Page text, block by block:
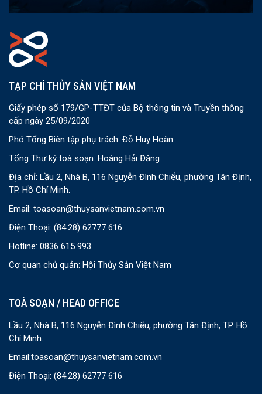
TẠP CHÍ THỦY SẢN VIỆT NAM
Giấy phép số 179/GP-TTĐT của Bộ thông tin và Truyền thông
cấp ngày 25/09/2020
Phó Tổng Biên tập phụ trách: Đỗ Huy Hoàn
Tổng Thư ký toà soạn: Hoàng Hải Đăng
Địa chỉ: Lầu 2, Nhà B, 116 Nguyễn Đình Chiểu, phường Tân Định,
TP. Hồ Chí Minh.
Email: toasoan@thuysanvietnam.com.vn
Điện Thoại: (84.28) 62777 616
Hotline: 0836 615 993
Cơ quan chủ quản: Hội Thủy Sản Việt Nam
TOÀ SOẠN / HEAD OFFICE
Lầu 2, Nhà B, 116 Nguyễn Đình Chiểu, phường Tân Định, TP. Hồ
Chí Minh.
Email:toasoan@thuysanvietnam.com.vn
Điện Thoại: (84.28) 62777 616